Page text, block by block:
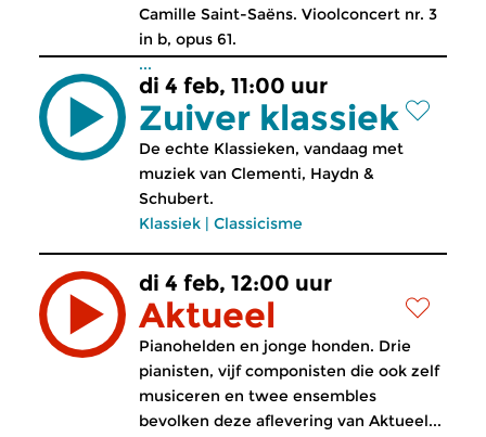
Camille Saint-Saëns. Vioolconcert nr. 3
in b, opus 61.
...
di 4 feb, 11:00 uur
Zuiver klassiek
De echte Klassieken, vandaag met
muziek van Clementi, Haydn &
Schubert.
Klassiek | Classicisme
di 4 feb, 12:00 uur
Aktueel
Pianohelden en jonge honden. Drie
pianisten, vijf componisten die ook zelf
musiceren en twee ensembles
bevolken deze aflevering van Aktueel...